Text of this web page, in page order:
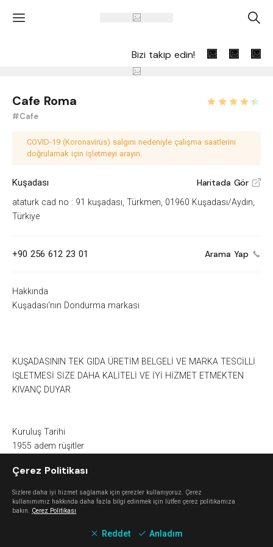
' A
Bizi takip edin!
Cafe Roma
#Cafe
COVID-19 (Koronavirüs) salgını nedeniyle çalışma saatlerini
doğrulamak için işletmeyi arayın.
Kuşadası Haritada Gör V
ataturk cad no : 91 kuşadası, Türkmen, 01960 Kuşadası/Aydın,
Türkiye
+90 256 612 23 01 Arama Yap
Hakkında
Kuşadası'nın Dondurma markası
KUŞADASININ TEK GIDA ÜRETİM BELGELİ VE MARKA TESCİLLİ
İŞLETMESİ SİZE DAHA KALİTELİ VE İYİ HİZMET ETMEKTEN
KIVANÇ DUYAR
Kuruluş Tarihi
1955 adem rüşitler
Ödüller
CAFE ROMA marka tescili
ROMA DONDURMALARI marka tescili
CAFE ROMA logo tescili... Devamını Gör
Çerez Politikası
Sizlere daha iyi hizmet sağlamak için çerezler kullanıyoruz. Çerez
kullanımımız hakkında daha fazla bilgi edinmek için lütfen çerez politikamıza
bakın. Çerez Politikası
Reddet Anladım